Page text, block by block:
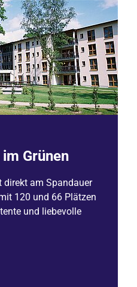
Grünen
direkt am Spandauer
120 und 66 Plätzen
und liebevolle